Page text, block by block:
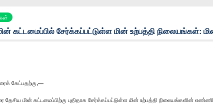
கட்டமைப்பில் சேர்க்கப்பட்டுள்ள மின் உற்பத்தி நிலையங்கள்:
கேட்பதற்கு,—
மின் கட்டமைப்பிற்கு புதிதாக சேர்க்கப்பட்டுள்ள மின் உற்பத்தி நிலையங்களின்